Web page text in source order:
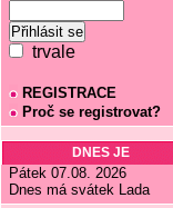
trvale
REGISTRACE
Proč se registrovat?
DNES JE
Pátek 07.08. 2026
Dnes má svátek Lada